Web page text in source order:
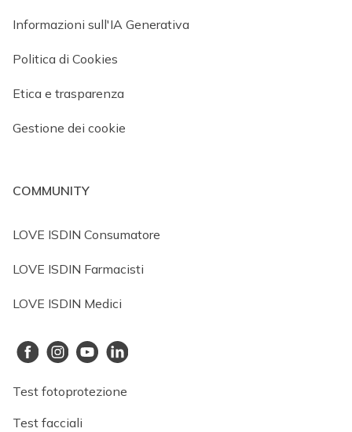
Informazioni sull'IA Generativa
Politica di Cookies
Etica e trasparenza
Gestione dei cookie
COMMUNITY
LOVE ISDIN Consumatore
LOVE ISDIN Farmacisti
LOVE ISDIN Medici
Test fotoprotezione
Test facciali